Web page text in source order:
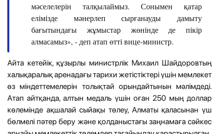
мәселелерін талқылаймыз. Сонымен қатар
елімізде мәнерлеп сырғанауды дамыту
бағытындағы жұмыстар жөнінде де пікір
алмасамыз», - деп атап өтті вице-министр.
Айта кетейік, құзырлы министрлік Михаил Шайдоровтың
халықаралық аренадағы тарихи жетістіктері үшін мемлекет
өз міндеттемелерін толықтай орындайтынын мәлімдеді.
Атап айтқанда, алтын медаль үшін оған 250 мың доллар
көлемінде ақшалай сыйақы төлеу, Алматы қаласынан үш
бөлмелі пәтер беру және қолданыстағы заңнамаға сәйкес